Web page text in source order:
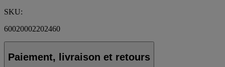
SKU:
60020002202460
Paiement, livraison et retours